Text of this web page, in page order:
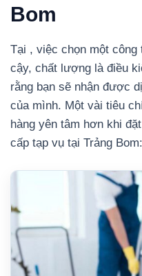
Bom
Tại , việc chọn một
cậy, chất lượng là điều
rằng bạn sẽ nhận được
của mình. Một vài tiêu
hàng yên tâm hơn khi
cấp tạp vụ tại Trảng Bom: